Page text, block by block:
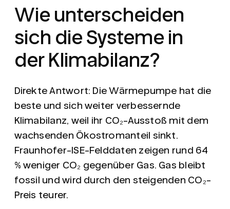
Wie unterscheiden
sich die Systeme in
der Klimabilanz?
Direkte Antwort: Die Wärmepumpe hat die
beste und sich weiter verbessernde
Klimabilanz, weil ihr CO₂-Ausstoß mit dem
wachsenden Ökostromanteil sinkt.
Fraunhofer-ISE-Felddaten zeigen rund 64
% weniger CO₂ gegenüber Gas. Gas bleibt
fossil und wird durch den steigenden CO₂-
Preis teurer.